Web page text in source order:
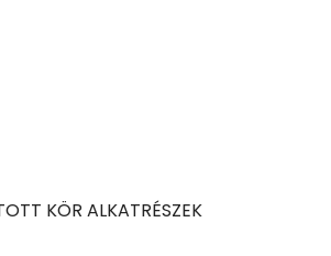
KÖR ALKATRÉSZEK